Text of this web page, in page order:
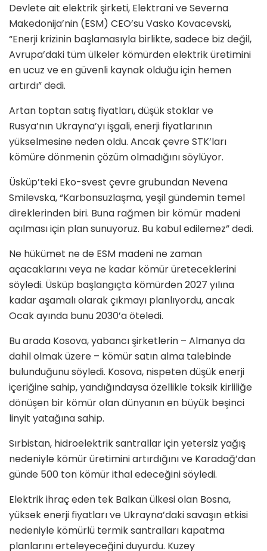
Devlete ait elektrik şirketi, Elektrani ve Severna
Makedonija’nin (ESM) CEO’su Vasko Kovacevski,
“Enerji krizinin başlamasıyla birlikte, sadece biz değil,
Avrupa’daki tüm ülkeler kömürden elektrik üretimini
en ucuz ve en güvenli kaynak olduğu için hemen
artırdı” dedi.
Artan toptan satış fiyatları, düşük stoklar ve
Rusya’nın Ukrayna’yı işgali, enerji fiyatlarının
yükselmesine neden oldu. Ancak çevre STK’ları
kömüre dönmenin çözüm olmadığını söylüyor.
Üsküp’teki Eko-svest çevre grubundan Nevena
Smilevska, “Karbonsuzlaşma, yeşil gündemin temel
direklerinden biri. Buna rağmen bir kömür madeni
açılması için plan sunuyoruz. Bu kabul edilemez” dedi.
Ne hükümet ne de ESM madeni ne zaman
açacaklarını veya ne kadar kömür üreteceklerini
söyledi. Üsküp başlangıçta kömürden 2027 yılına
kadar aşamalı olarak çıkmayı planlıyordu, ancak
Ocak ayında bunu 2030’a öteledi.
Bu arada Kosova, yabancı şirketlerin – Almanya da
dahil olmak üzere – kömür satın alma talebinde
bulunduğunu söyledi. Kosova, nispeten düşük enerji
içeriğine sahip, yandığındaysa özellikle toksik kirliliğe
dönüşen bir kömür olan dünyanın en büyük beşinci
linyit yatağına sahip.
Sırbistan, hidroelektrik santrallar için yetersiz yağış
nedeniyle kömür üretimini artırdığını ve Karadağ’dan
günde 500 ton kömür ithal edeceğini söyledi.
Elektrik ihraç eden tek Balkan ülkesi olan Bosna,
yüksek enerji fiyatları ve Ukrayna’daki savaşın etkisi
nedeniyle kömürlü termik santralları kapatma
planlarını erteleyeceğini duyurdu. Kuzey